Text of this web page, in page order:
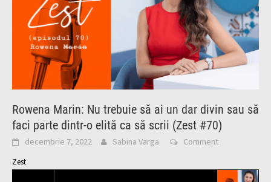
Rowena Marin: Nu trebuie să ai un dar divin sau să
faci parte dintr-o elită ca să scrii (Zest #70)
decembrie 7, 2022 Sabina Varga Comment
Zest